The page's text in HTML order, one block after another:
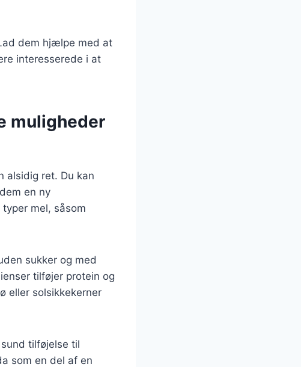
dem hjælpe med at
interesserede i at
muligheder
alsidig ret. Du kan
en ny
mel, såsom
sukker og med
tilføjer protein og
eller solsikkekerner
tilføjelse til
som en del af en